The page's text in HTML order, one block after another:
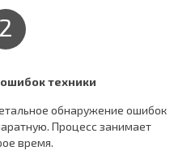
2
техники
обнаружение ошибок
Процесс занимает
время.